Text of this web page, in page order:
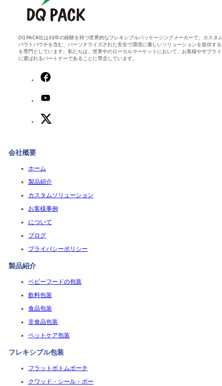
DQ PACK社は33年の経験を持つ世界的なフレキシブルパッケージングメーカーで、カスタ
パウトパウチを含む、パーソナライズされた安全で環境に優しいソリューションを提供す
を専門としています。私たちは、世界中のローカルマーケットにおいて、お客様やサプラ
に選ばれるパートナーであることに専念しています。
会社概要
ホーム
製品紹介
カスタムソリューション
お客様事例
について
ブログ
プライバシーポリシー
製品紹介
ベビーフードの包装
飲料包装
食品包装
非食品包装
ペットケア包装
フレキシブル包装
フラットボトムポーチ
クワッド・シール・ポー